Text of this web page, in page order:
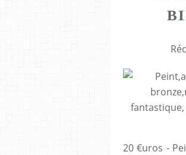
20 €uros -